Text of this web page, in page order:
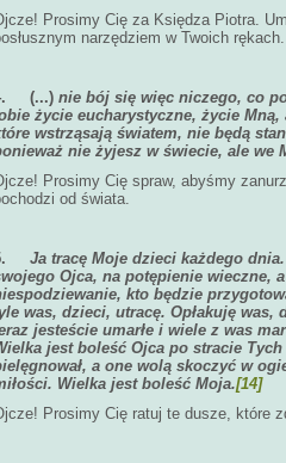
Prosimy Cię za Księdza Piotra.
narzędziem w Twoich rękach.
(...) nie bój się więc niczego, co
życie eucharystyczne, życie
wstrząsają światem, nie będą
nie żyjesz w świecie, ale we
Prosimy Cię spraw, abyśmy
od świata.
Ja tracę Moje dzieci każdego
Ojca, na potępienie wieczne,
kto będzie
was, dzieci, utracę. Opłakuję was,
jesteście umarłe i wiele z was
jest boleść Ojca po stracie
a one wolą skoczyć w
Wielka jest boleść Moja.[14]
Prosimy Cię ratuj te dusze, które